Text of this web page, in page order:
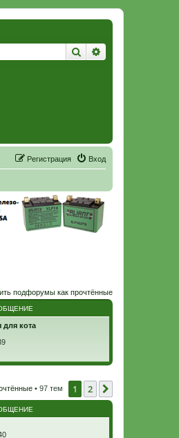
Поиск
Вход
Регистрация
подфорумы как прочтённые
для кота
• 97 тем 1 2